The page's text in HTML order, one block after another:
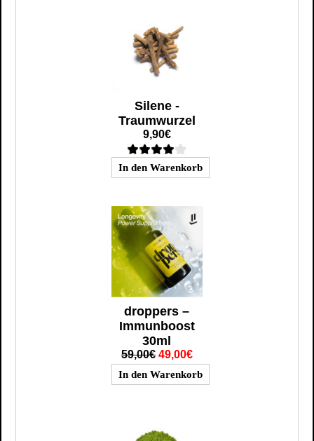
Silene -
Traumwurzel
9,90€
droppers –
Immunboost
30ml
59,00€ 49,00€